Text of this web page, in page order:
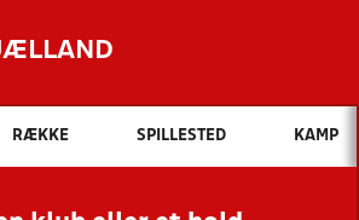
Hvad vil du søge efter?
INDHOLD OG NYHEDER
RÆKKE SPILLESTED KAMP